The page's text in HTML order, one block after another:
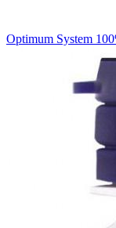
Optimum System